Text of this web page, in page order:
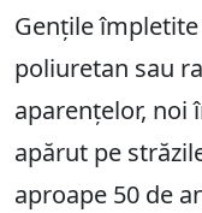
Gențile
poliuretan sau
aparențelor, noi
apărut pe
aproape 50 de